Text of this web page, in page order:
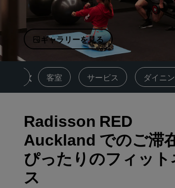
中国の関連ブランド
ギャラリーを見る
客室 サービス ダイニ
Radisson RED
Auckland でのご滞
ぴったりのフィット
ス